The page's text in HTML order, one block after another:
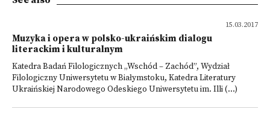
15.03.2017
Muzyka i opera w polsko-ukraińskim dialogu
literackim i kulturalnym
Katedra Badań Filologicznych „Wschód – Zachód”, Wydział
Filologiczny Uniwersytetu w Białymstoku, Katedra Literatury
Ukraińskiej Narodowego Odeskiego Uniwersytetu im. Illi (...)